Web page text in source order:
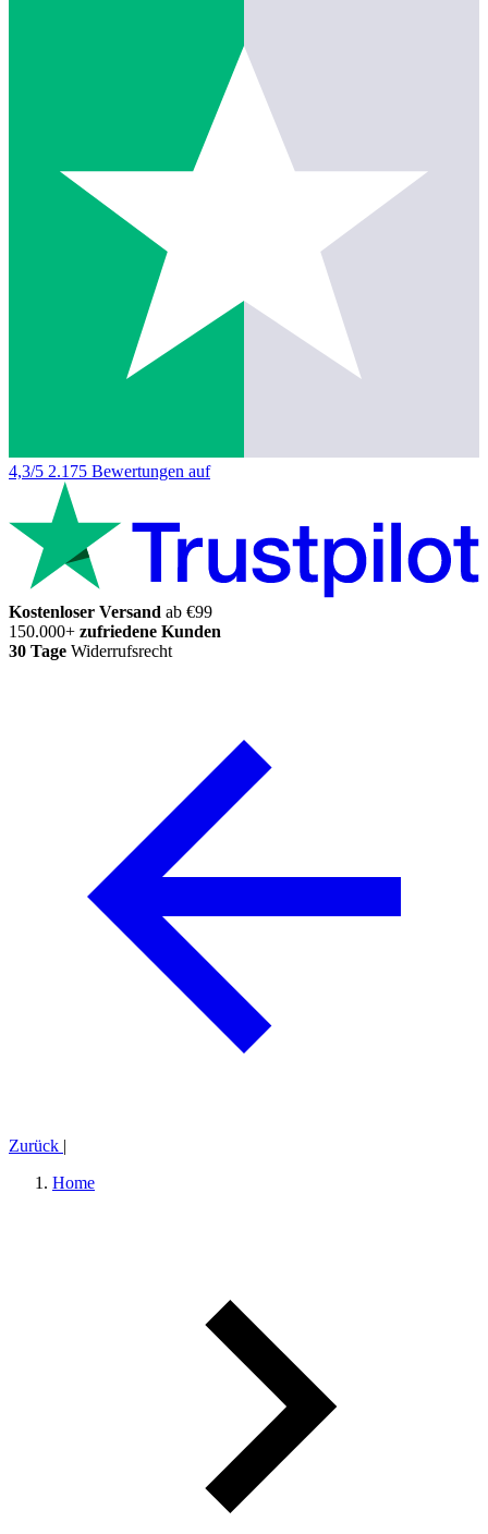
4,3/5 2.175 Bewertungen auf
Kostenloser Versand ab €99
150.000+ zufriedene Kunden
30 Tage Widerrufsrecht
Zurück |
Home